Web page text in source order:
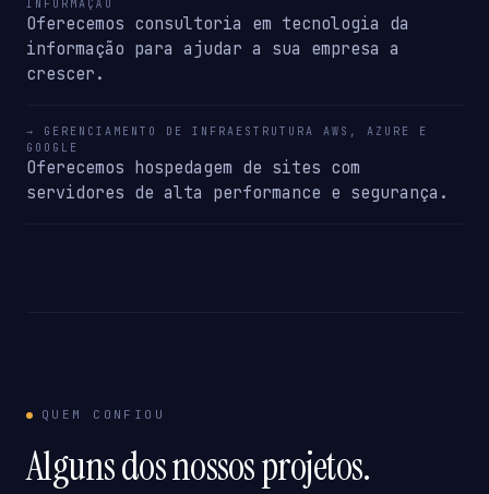
INFORMAÇÃO
Oferecemos consultoria em tecnologia da
informação para ajudar a sua empresa a
crescer.
→ GERENCIAMENTO DE INFRAESTRUTURA AWS, AZURE E
GOOGLE
Oferecemos hospedagem de sites com
servidores de alta performance e segurança.
QUEM CONFIOU
Alguns dos nossos projetos.